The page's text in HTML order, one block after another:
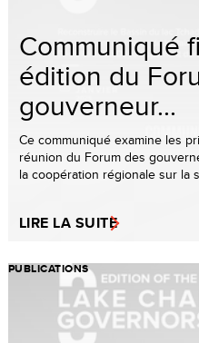
Communiqué
édition du
gouverneur...
Ce communiqué examine les
réunion du Forum des
la coopération régionale sur la
LIRE LA SUITE
PUBLICATIONS